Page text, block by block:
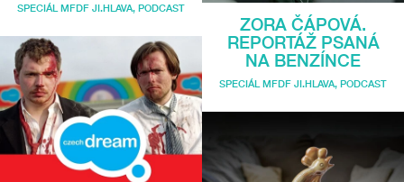
SPECIÁL MFDF JI.HLAVA, PODCAST
ZORA ČÁPOVÁ.
REPORTÁŽ PSANÁ
NA BENZÍNCE
SPECIÁL MFDF JI.HLAVA, PODCAST